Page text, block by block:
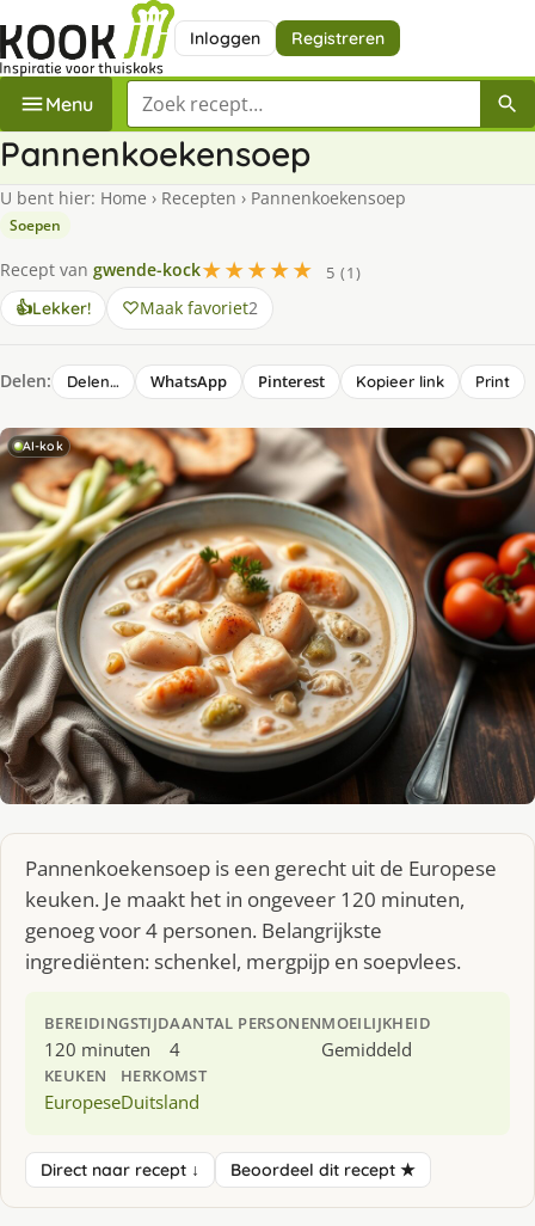
Inloggen Registreren
Menu Zoek een recept
Pannenkoekensoep
U bent hier: Home › Recepten › Pannenkoekensoep
Soepen
Recept van gwende-kock★★★★★
5 (1)
👍Lekker! Maak favoriet2
Delen: Delen… WhatsApp Pinterest Kopieer link Print
AI-kok
Pannenkoekensoep is een gerecht uit de Europese
keuken. Je maakt het in ongeveer 120 minuten,
genoeg voor 4 personen. Belangrijkste
ingrediënten: schenkel, mergpijp en soepvlees.
BEREIDINGSTIJD
120 minuten
AANTAL PERSONEN
4
MOEILIJKHEID
Gemiddeld
KEUKEN
Europese
HERKOMST
Duitsland
Direct naar recept ↓ Beoordeel dit recept ★